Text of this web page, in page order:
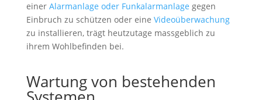
einer Alarmanlage oder Funkalarmanlage gegen
Einbruch zu schützen oder eine Videoüberwachung
zu installieren, trägt heutzutage massgeblich zu
ihrem Wohlbefinden bei.
Wartung von bestehenden